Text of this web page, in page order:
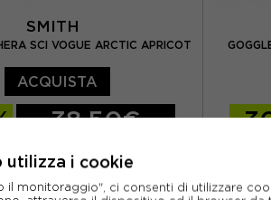
SMITH
SCI VOGUE ARCTIC APRICOT
ACQUISTA
38,50€ -
utilizza i cookie
il monitoraggio", ci consenti di utilizzare